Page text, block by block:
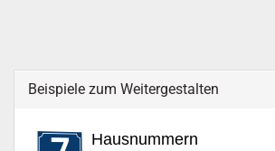
Beispiele zum Weitergestalten
Hausnummern